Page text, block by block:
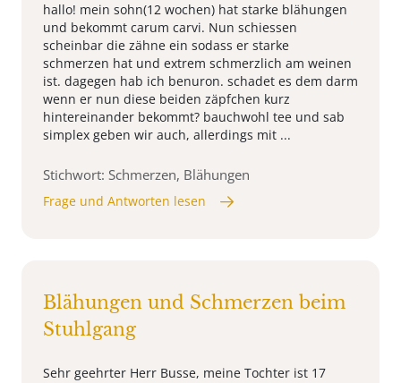
hallo! mein sohn(12 wochen) hat starke blähungen
und bekommt carum carvi. Nun schiessen
scheinbar die zähne ein sodass er starke
schmerzen hat und extrem schmerzlich am weinen
ist. dagegen hab ich benuron. schadet es dem darm
wenn er nun diese beiden zäpfchen kurz
hintereinander bekommt? bauchwohl tee und sab
simplex geben wir auch, allerdings mit ...
Stichwort: Schmerzen, Blähungen
Frage und Antworten lesen
Blähungen und Schmerzen beim
Stuhlgang
Sehr geehrter Herr Busse, meine Tochter ist 17